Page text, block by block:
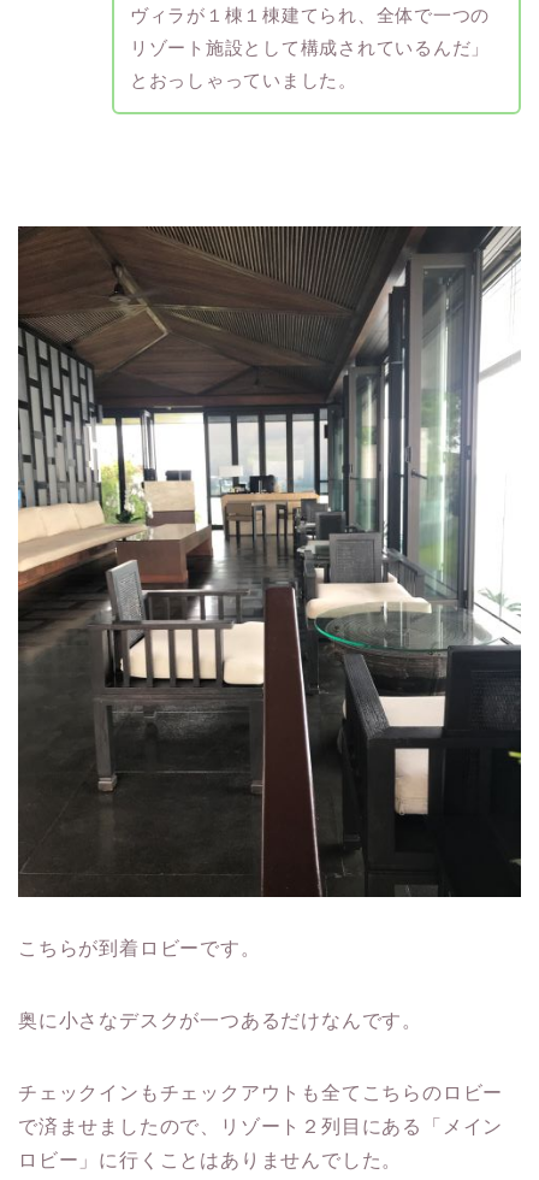
ヴィラが１棟１棟建てられ、全体で一つの
リゾート施設として構成されているんだ」
とおっしゃっていました。
こちらが到着ロビーです。
奥に小さなデスクが一つあるだけなんです。
チェックインもチェックアウトも全てこちらのロビー
で済ませましたので、リゾート２列目にある「メイン
ロビー」に行くことはありませんでした。